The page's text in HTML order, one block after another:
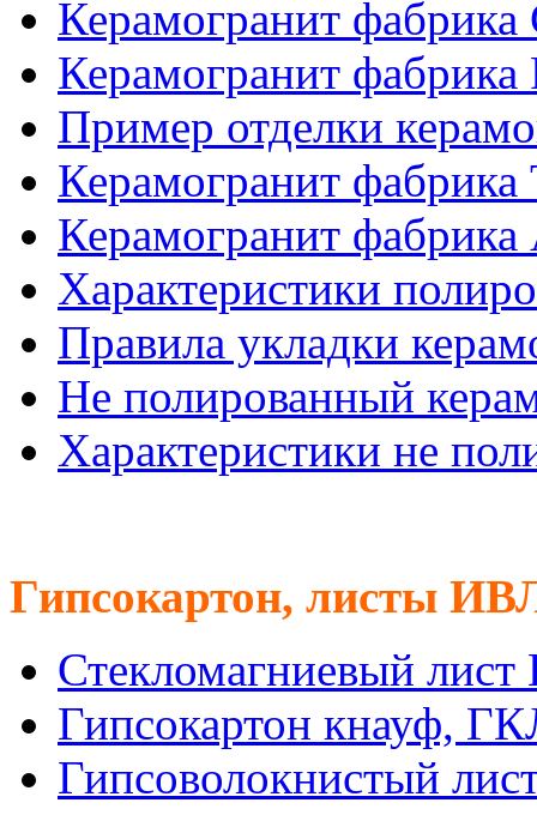
Керамогранит
Керамогранит
Пример отделки
Керамогранит
Керамогранит
Характеристики
Правила укладки
Не полированный
Характеристики не
Гипсокартон, листы
Стекломагниевый
Гипсокартон кнауф,
Гипсоволокнистый